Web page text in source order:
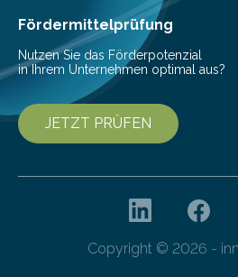
Franziska Diebel, Pauline
entwickelt. Mit nur…
Fördermittelprüfung
Nutzen Sie das Förderpotenzial
in Ihrem Unternehmen optimal aus?
JETZT PRÜFEN
Copyright © 2026 -